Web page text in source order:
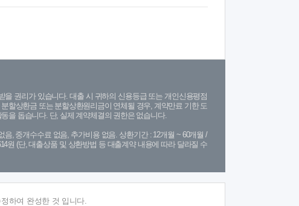
권리가 있습니다. 대출 시 귀하의 신용등급 또는 개인신용평점
할상환금 또는 분할상환원리금이 연체될 경우, 계약만료 기한 도
을 돕습니다. 단, 실제 계약체결의 권한은 없습니다.
, 중개수수료 없음, 추가비용 없음. 상환기간 : 12개월 ~ 60개월 /
원 (단, 대출상품 및 상환방법 등 대출계약 내용에 따라 달라질 수
하여 완성한 것 입니다.